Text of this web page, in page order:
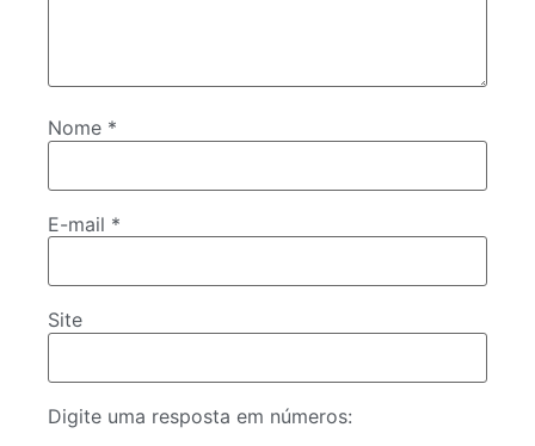
Nome *
E-mail *
Site
Digite uma resposta em números: